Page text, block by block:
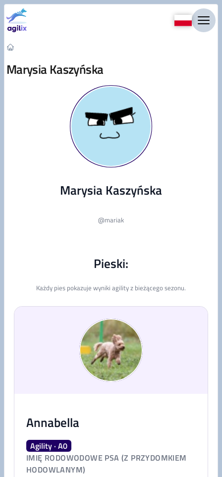
Przejdź do treści
Marysia Kaszyńska
Marysia Kaszyńska
@mariak
Pieski:
Każdy pies pokazuje wyniki agility z bieżącego sezonu.
Annabella
Agility · A0
IMIĘ RODOWODOWE PSA (Z PRZYDOMKIEM
HODOWLANYM)